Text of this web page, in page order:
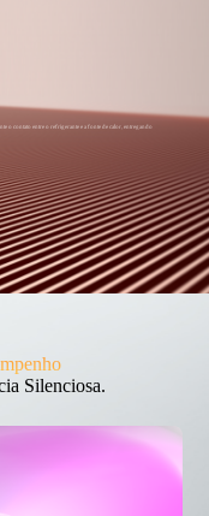
o contato entre o refrigerante e a fonte de calor, entregando
Silenciosa.